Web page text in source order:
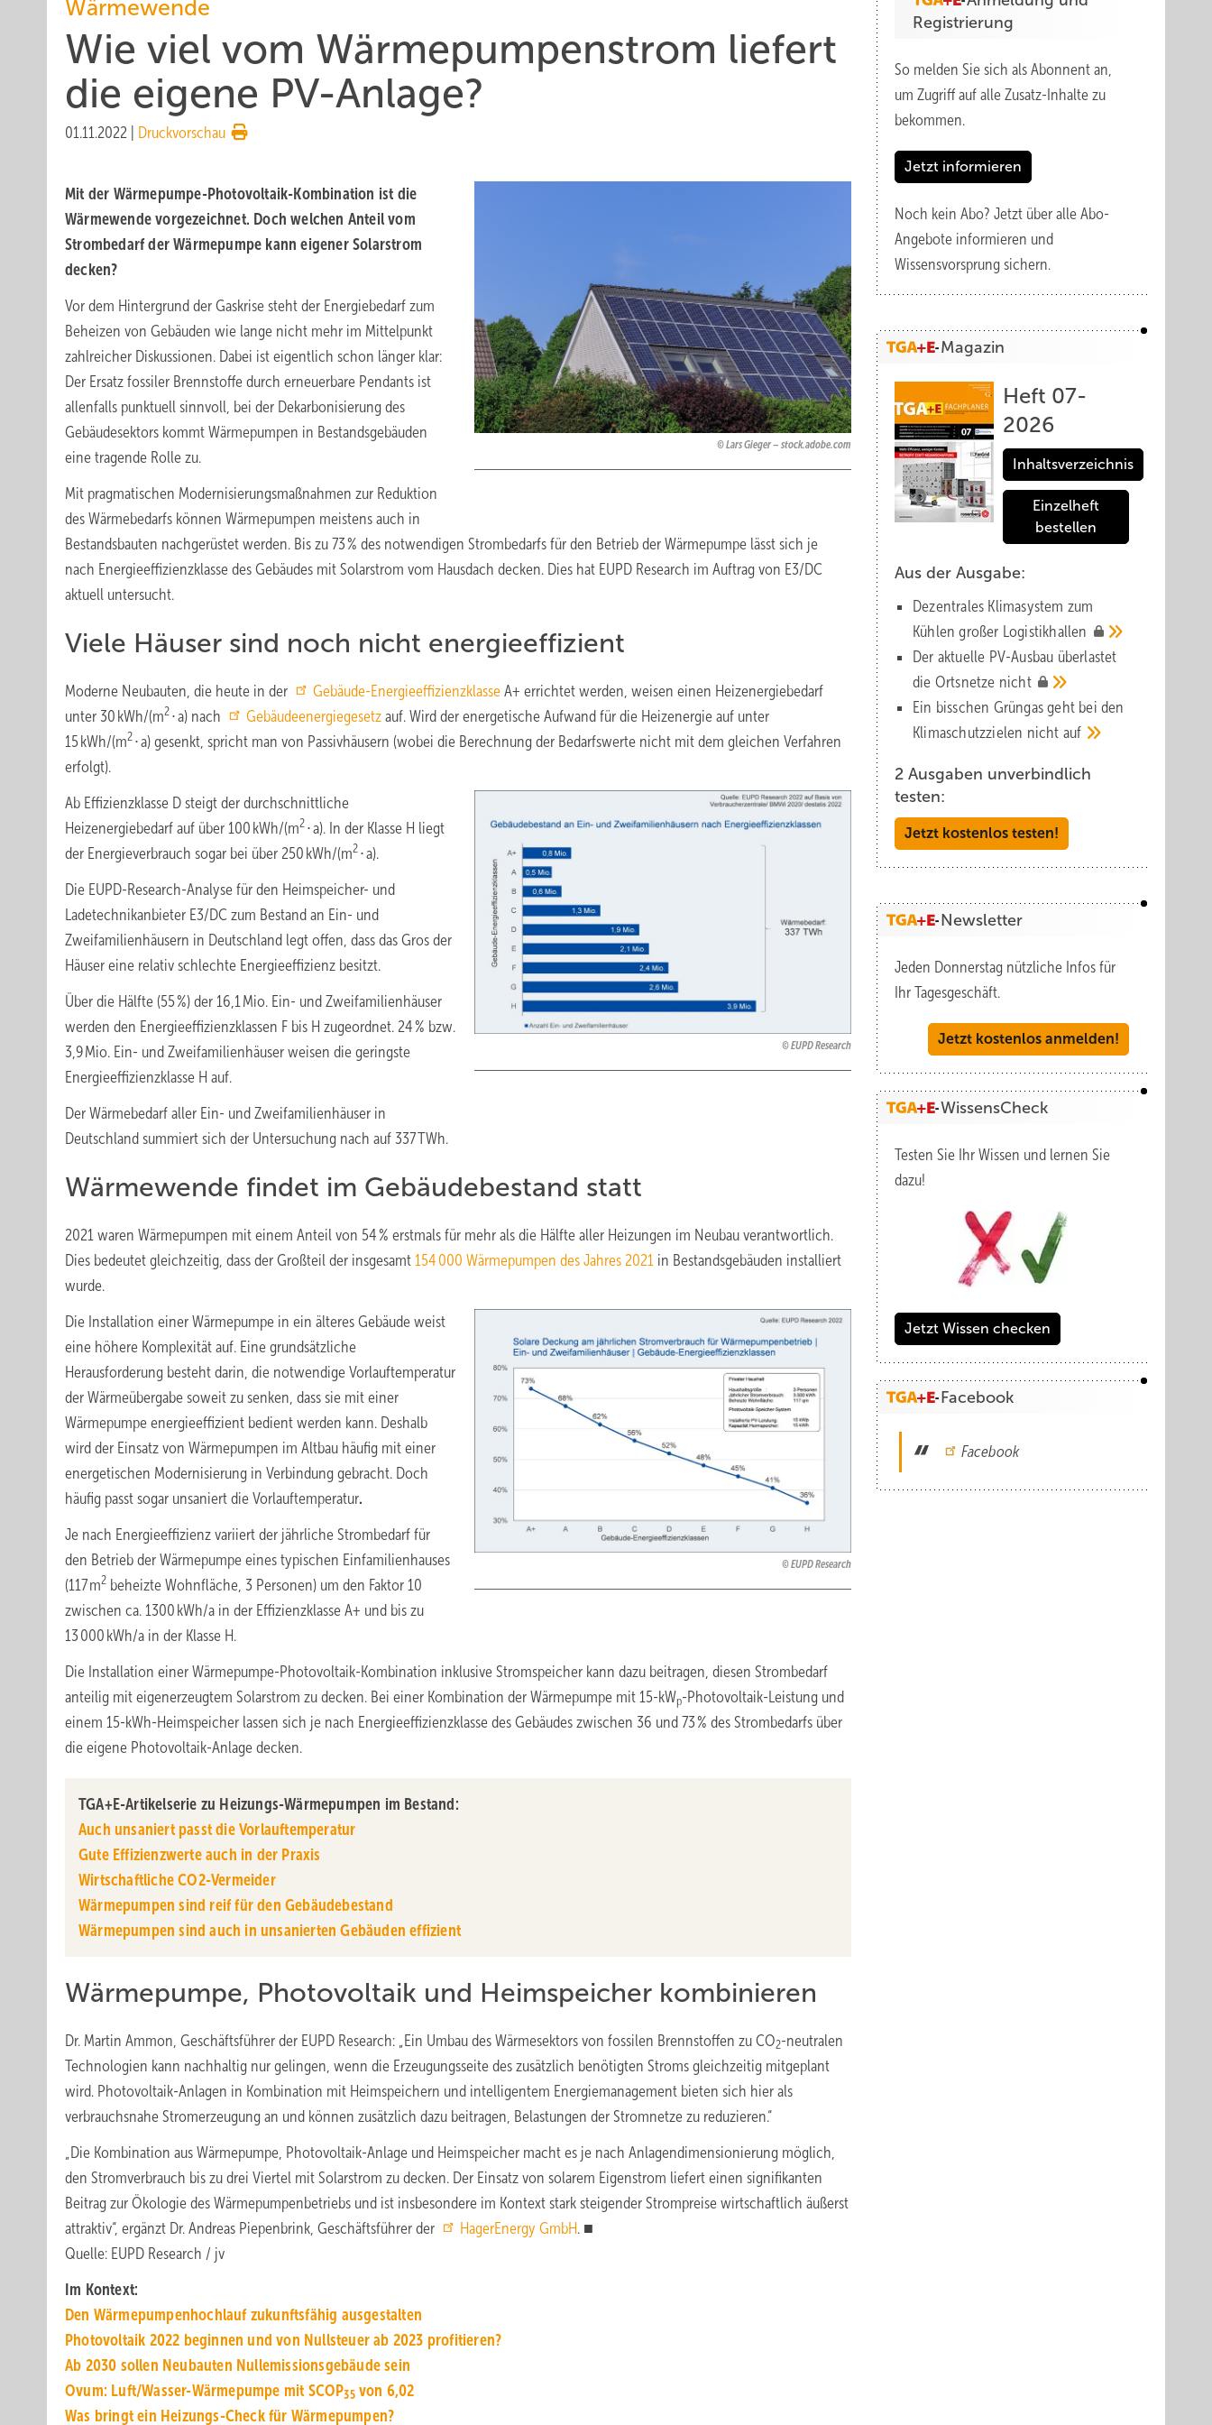
Wärmewende
Wie viel vom Wärmepumpenstrom liefert
die eigene PV-Anlage?
01.11.2022 Druckvorschau
Lars Gieger – stock.adobe.com
Mit der Wärmepumpe-Photovoltaik-Kombination ist die
Wärmewende vorgezeichnet. Doch welchen Anteil vom
Strombedarf der Wärmepumpe kann eigener Solarstrom
decken?
Vor dem Hintergrund der Gaskrise steht der Energiebedarf zum
Beheizen von Gebäuden wie lange nicht mehr im Mittelpunkt
zahlreicher Diskussionen. Dabei ist eigentlich schon länger klar:
Der Ersatz fossiler Brennstoffe durch erneuerbare Pendants ist
allenfalls punktuell sinnvoll, bei der Dekarbonisierung des
Gebäudesektors kommt Wärmepumpen in Bestandsgebäuden
eine tragende Rolle zu.
Mit pragmatischen Modernisierungsmaßnahmen zur Reduktion
des Wärmebedarfs können Wärmepumpen meistens auch in
Bestandsbauten nachgerüstet werden. Bis zu 73 % des notwendigen Strombedarfs für den Betrieb der Wärmepumpe lässt sich je
nach Energieeffizienzklasse des Gebäudes mit Solarstrom vom Hausdach decken. Dies hat EUPD Research im Auftrag von E3/DC
aktuell untersucht.
Viele Häuser sind noch nicht energieeffizient
Moderne Neubauten, die heute in der Gebäude-Energieeffizienzklasse A+ errichtet werden, weisen einen Heizenergiebedarf
unter 30 kWh/(m2 ∙ a) nach Gebäudeenergiegesetz auf. Wird der energetische Aufwand für die Heizenergie auf unter
15 kWh/(m2 ∙ a) gesenkt, spricht man von Passivhäusern (wobei die Berechnung der Bedarfswerte nicht mit dem gleichen Verfahren
erfolgt).
EUPD Research
Ab Effizienzklasse D steigt der durchschnittliche
Heizenergiebedarf auf über 100 kWh/(m2 ∙ a). In der Klasse H liegt
der Energieverbrauch sogar bei über 250 kWh/(m2 ∙ a).
Die EUPD-Research-Analyse für den Heimspeicher- und
Ladetechnikanbieter E3/DC zum Bestand an Ein- und
Zweifamilienhäusern in Deutschland legt offen, dass das Gros der
Häuser eine relativ schlechte Energieeffizienz besitzt.
Über die Hälfte (55 %) der 16,1 Mio. Ein- und Zweifamilienhäuser
werden den Energieeffizienzklassen F bis H zugeordnet. 24 % bzw.
3,9 Mio. Ein- und Zweifamilienhäuser weisen die geringste
Energieeffizienzklasse H auf.
Der Wärmebedarf aller Ein- und Zweifamilienhäuser in
Deutschland summiert sich der Untersuchung nach auf 337 TWh.
Wärmewende findet im Gebäudebestand statt
2021 waren Wärmepumpen mit einem Anteil von 54 % erstmals für mehr als die Hälfte aller Heizungen im Neubau verantwortlich.
Dies bedeutet gleichzeitig, dass der Großteil der insgesamt 154 000 Wärmepumpen des Jahres 2021 in Bestandsgebäuden installiert
wurde.
EUPD Research
Die Installation einer Wärmepumpe in ein älteres Gebäude weist
eine höhere Komplexität auf. Eine grundsätzliche
Herausforderung besteht darin, die notwendige Vorlauftemperatur
der Wärmeübergabe soweit zu senken, dass sie mit einer
Wärmepumpe energieeffizient bedient werden kann. Deshalb
wird der Einsatz von Wärmepumpen im Altbau häufig mit einer
energetischen Modernisierung in Verbindung gebracht. Doch
häufig passt sogar unsaniert die Vorlauftemperatur.
Je nach Energieeffizienz variiert der jährliche Strombedarf für
den Betrieb der Wärmepumpe eines typischen Einfamilienhauses
(117 m2 beheizte Wohnfläche, 3 Personen) um den Faktor 10
zwischen ca. 1300 kWh/a in der Effizienzklasse A+ und bis zu
13 000 kWh/a in der Klasse H.
Die Installation einer Wärmepumpe-Photovoltaik-Kombination inklusive Stromspeicher kann dazu beitragen, diesen Strombedarf
anteilig mit eigenerzeugtem Solarstrom zu decken. Bei einer Kombination der Wärmepumpe mit 15-kWp-Photovoltaik-Leistung und
einem 15-kWh-Heimspeicher lassen sich je nach Energieeffizienzklasse des Gebäudes zwischen 36 und 73 % des Strombedarfs über
die eigene Photovoltaik-Anlage decken.
TGA+E-Artikelserie zu Heizungs-Wärmepumpen im Bestand:
Auch unsaniert passt die Vorlauftemperatur
Gute Effizienzwerte auch in der Praxis
Wirtschaftliche CO2-Vermeider
Wärmepumpen sind reif für den Gebäudebestand
Wärmepumpen sind auch in unsanierten Gebäuden effizient
Wärmepumpe, Photovoltaik und Heimspeicher kombinieren
Dr. Martin Ammon, Geschäftsführer der EUPD Research: „Ein Umbau des Wärmesektors von fossilen Brennstoffen zu CO2-neutralen
Technologien kann nachhaltig nur gelingen, wenn die Erzeugungsseite des zusätzlich benötigten Stroms gleichzeitig mitgeplant
wird. Photovoltaik-Anlagen in Kombination mit Heimspeichern und intelligentem Energiemanagement bieten sich hier als
verbrauchsnahe Stromerzeugung an und können zusätzlich dazu beitragen, Belastungen der Stromnetze zu reduzieren.“
„Die Kombination aus Wärmepumpe, Photovoltaik-Anlage und Heimspeicher macht es je nach Anlagendimensionierung möglich,
den Stromverbrauch bis zu drei Viertel mit Solarstrom zu decken. Der Einsatz von solarem Eigenstrom liefert einen signifikanten
Beitrag zur Ökologie des Wärmepumpenbetriebs und ist insbesondere im Kontext stark steigender Strompreise wirtschaftlich äußerst
attraktiv“, ergänzt Dr. Andreas Piepenbrink, Geschäftsführer der
HagerEnergy GmbH. ■
Quelle: EUPD Research / jv
Im Kontext:
Den Wärmepumpenhochlauf zukunftsfähig ausgestalten
Photovoltaik 2022 beginnen und von Nullsteuer ab 2023 profitieren?
Ab 2030 sollen Neubauten Nullemissionsgebäude sein
Ovum: Luft/Wasser-Wärmepumpe mit SCOP35von 6,02
Was bringt ein Heizungs-Check für Wärmepumpen?
Registrierung
So melden Sie sich als Abonnent an,
um Zugriff auf alle Zusatz-Inhalte zu
bekommen.
Jetzt informieren
Noch kein Abo? Jetzt über alle Abo-
Angebote informieren und
Wissensvorsprung sichern.
Magazin
Heft 07-
2026
Inhaltsverzeichnis
Einzelheft
bestellen
Aus der Ausgabe:
Dezentrales Klimasystem zum
Kühlen großer Logistik­hallen
Der aktuelle PV-Ausbau über­lastet
die Orts­netze nicht
Ein bisschen Grüngas geht bei den
Klima­schutz­zielen nicht auf
2 Ausgaben unverbindlich
testen:
Jetzt kostenlos testen!
Newsletter
Jeden Donnerstag nützliche Infos für
Ihr Tagesgeschäft.
Jetzt kostenlos anmelden!
WissensCheck
Testen Sie Ihr Wissen und lernen Sie
dazu!
Jetzt Wissen checken
Facebook
Facebook